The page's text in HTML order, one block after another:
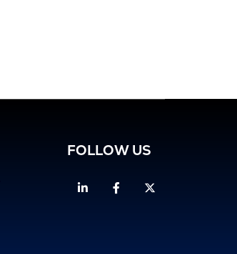
FOLLOW US
LinkedinFacebook